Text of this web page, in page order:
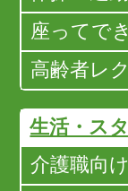
座ってで
高齢者レ
生活・ス
介護職向